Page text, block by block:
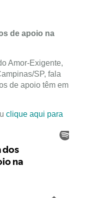
de apoio na
Amor-Exigente,
SP, fala
de apoio têm em
clique aqui para